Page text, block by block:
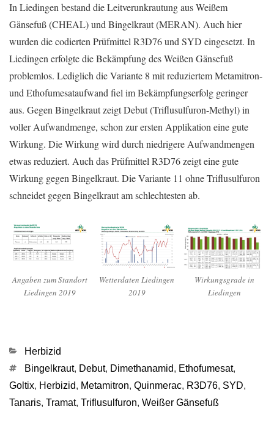
In Liedingen bestand die Leitverunkrautung aus Weißem
Gänsefuß (CHEAL) und Bingelkraut (MERAN). Auch hier
wurden die codierten Prüfmittel R3D76 und SYD eingesetzt. In
Liedingen erfolgte die Bekämpfung des Weißen Gänsefuß
problemlos. Lediglich die Variante 8 mit reduziertem Metamitron-
und Ethofumesataufwand fiel im Bekämpfungserfolg geringer
aus. Gegen Bingelkraut zeigt Debut (Triflusulfuron-Methyl) in
voller Aufwandmenge, schon zur ersten Applikation eine gute
Wirkung. Die Wirkung wird durch niedrigere Aufwandmengen
etwas reduziert. Auch das Prüfmittel R3D76 zeigt eine gute
Wirkung gegen Bingelkraut. Die Variante 11 ohne Triflusulfuron
schneidet gegen Bingelkraut am schlechtesten ab.
Angaben zum Standort
Liedingen 2019
Wetterdaten Liedingen
2019
Wirkungsgrade in
Liedingen
Kategorien
Herbizid
Schlagwörter
Bingelkraut, Debut, Dimethanamid, Ethofumesat,
Goltix, Herbizid, Metamitron, Quinmerac, R3D76, SYD,
Tanaris, Tramat, Triflusulfuron, Weißer Gänsefuß